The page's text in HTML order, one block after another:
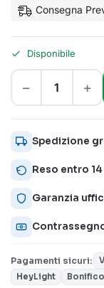
Consegna
Disponibile
+
−
Spedizione
Reso entro
Garanzia
Pagamenti sicuri:
HeyLight
Bonifico